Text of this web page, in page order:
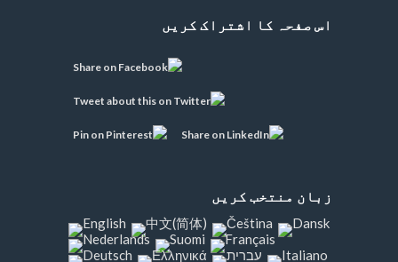
اس صفحہ کا اشتراک کریں
زبان منتخب کریں